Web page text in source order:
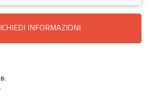
INFORMAZIONI